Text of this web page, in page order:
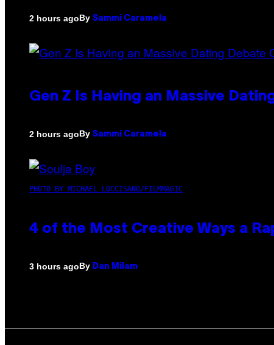
2 hours agoBy Sammi Caramela
Gen Z Is Having an Massive
2 hours agoBy Sammi Caramela
PHOTO BY MICHAEL LOCCISANO/FILMMAGIC
4 of the Most Creative Ways a
3 hours agoBy Dan Milam